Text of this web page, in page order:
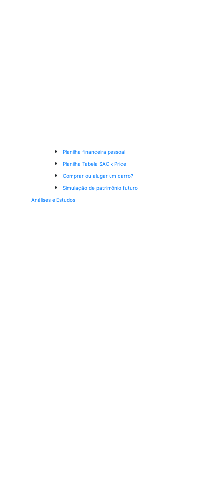
Planilha financeira pessoal
Planilha Tabela SAC x Price
Comprar ou alugar um carro?
Simulação de patrimônio futuro
Análises e Estudos